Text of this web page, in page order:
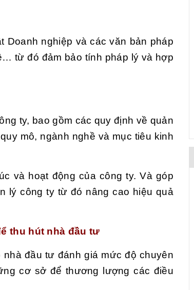
Doanh nghiệp và các văn bản pháp
từ đó đảm bảo tính pháp lý và hợp
ty, bao gồm các quy định về quản
mô, ngành nghề và mục tiêu kinh
và hoạt động của công ty. Và góp
lý công ty từ đó nâng cao hiệu quả
thu hút nhà đầu tư
đầu tư đánh giá mức độ chuyên
cơ sở để thương lượng các điều